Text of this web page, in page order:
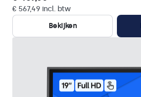
€ 567,49 incl. btw
Bekijken